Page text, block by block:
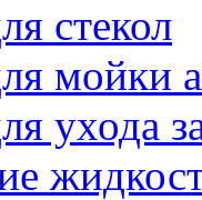
стекол
мойки
ухода